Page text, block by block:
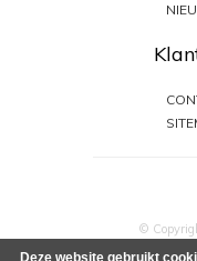
©
Deze website gebruikt